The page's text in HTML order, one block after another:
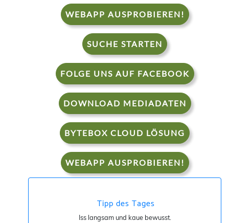
WEBAPP AUSPROBIEREN!
SUCHE STARTEN
FOLGE UNS AUF FACEBOOK
DOWNLOAD MEDIADATEN
BYTEBOX CLOUD LÖSUNG
WEBAPP AUSPROBIEREN!
Tipp des Tages
Iss langsam und kaue bewusst.